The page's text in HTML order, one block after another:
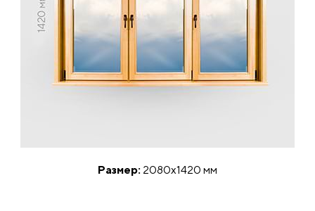
Размер: 2080х1420 мм